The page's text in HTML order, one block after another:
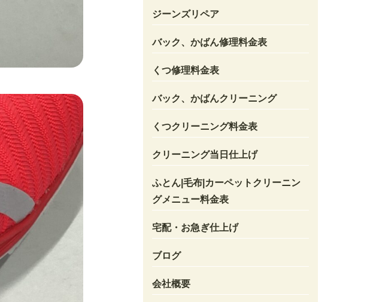
ジーンズリペア
バック、かばん修理料金表
くつ修理料金表
バック、かばんクリーニング
くつクリーニング料金表
クリーニング当日仕上げ
ふとん|毛布|カーペットクリーニン
グメニュー料金表
宅配・お急ぎ仕上げ
ブログ
会社概要